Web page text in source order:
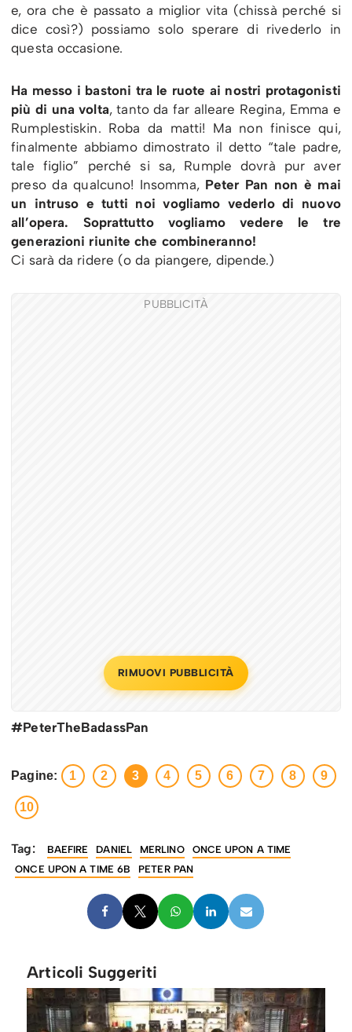
e, ora che è passato a miglior vita (chissà perché si
dice così?) possiamo solo sperare di rivederlo in
questa occasione.
Ha messo i bastoni tra le ruote ai nostri protagonisti
più di una volta, tanto da far alleare Regina, Emma e
Rumplestiskin. Roba da matti! Ma non finisce qui,
finalmente abbiamo dimostrato il detto “tale padre,
tale figlio” perché si sa, Rumple dovrà pur aver
preso da qualcuno! Insomma,Peter Pan non è mai
un intruso e tutti noi vogliamo vederlo di nuovo
all’opera.
Soprattutto vogliamo vedere le tre
generazioni riunite che combineranno!
Ci sarà da ridere (o da piangere, dipende.)
PUBBLICITÀ
RIMUOVI PUBBLICITÀ
#PeterTheBadassPan
Pagine: 1 2 3 4 5 6 7 8 9
10
Tag: BAEFIRE DANIEL MERLINO
ONCE UPON A TIME
ONCE UPON A TIME 6B
PETER PAN
Articoli Suggeriti